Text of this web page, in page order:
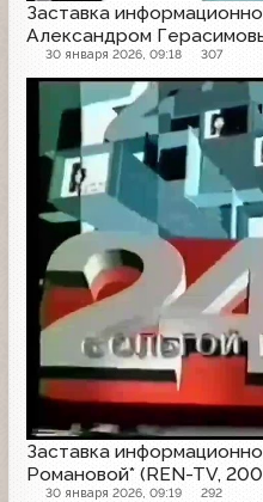
Заставка
Александром
30 января 2026, 09:18 307
Заставка
Романовой* (REN-TV,
30 января 2026, 09:19 292